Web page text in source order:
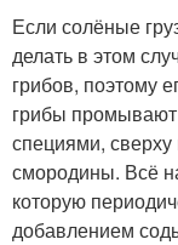
Если солёные
делать в этом
грибов, поэтому
грибы
специями,
смородины. Всё
которую
добавлением